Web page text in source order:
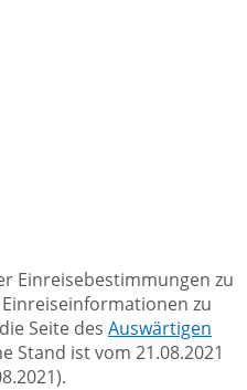
Einreisebestimmungen zu
zu
Seite des Auswärtigen
Stand ist vom 21.08.2021